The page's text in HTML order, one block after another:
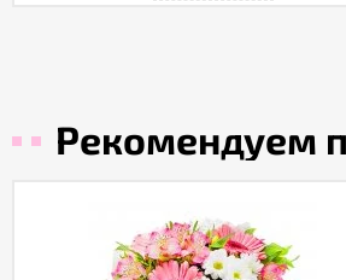
Рекомендуем